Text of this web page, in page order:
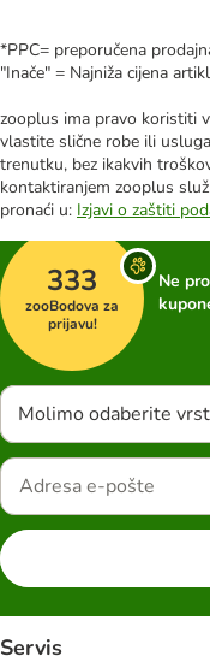
*PPC= preporučena
"Inače" = Najniža cijena
zooplus ima pravo koristiti
vlastite slične robe ili
trenutku, bez ikakvih
kontaktiranjem zooplus
pronaći u: Izjavi o zaštiti
333
zooBodova za
prijavu!
Ne
Molimo odaberite
Servis